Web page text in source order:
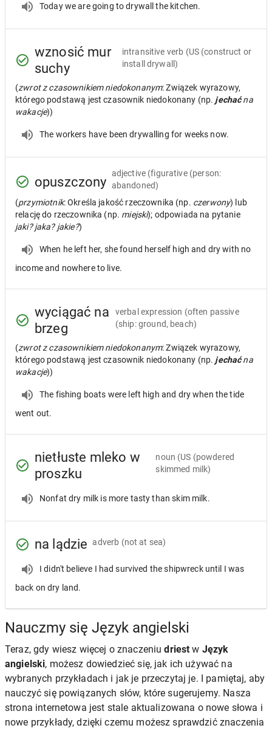
Today we are going to drywall the kitchen.
wznosić mur
suchy
intransitive verb (US (construct or
install drywall)
(zwrot z czasownikiem niedokonanym: Związek wyrazowy,
którego podstawą jest czasownik niedokonany (np. jechaćna
wakacje))
The workers have been drywalling for weeks now.
opuszczony
adjective (figurative (person:
abandoned)
(przymiotnik: Określa jakość rzeczownika (np. czerwony) lub
relację do rzeczownika (np. miejski); odpowiada na pytanie
jaki? jaka? jakie?)
When he left her, she found herself high and dry with no
income and nowhere to live.
wyciągać na
brzeg
verbal expression (often passive
(ship: ground, beach)
(zwrot z czasownikiem niedokonanym: Związek wyrazowy,
którego podstawą jest czasownik niedokonany (np. jechaćna
wakacje))
The fishing boats were left high and dry when the tide
went out.
nietłuste mleko w
proszku
noun (US (powdered
skimmed milk)
Nonfat dry milk is more tasty than skim milk.
na lądzie adverb (not at sea)
I didn't believe I had survived the shipwreck until I was
back on dry land.
Nauczmy się Język angielski
Teraz, gdy wiesz więcej o znaczeniudriest w Język
angielski, możesz dowiedzieć się, jak ich używać na
wybranych przykładach i jak je przeczytaj je. I pamiętaj, aby
nauczyć się powiązanych słów, które sugerujemy. Nasza
strona internetowa jest stale aktualizowana o nowe słowa i
nowe przykłady, dzięki czemu możesz sprawdzić znaczenia